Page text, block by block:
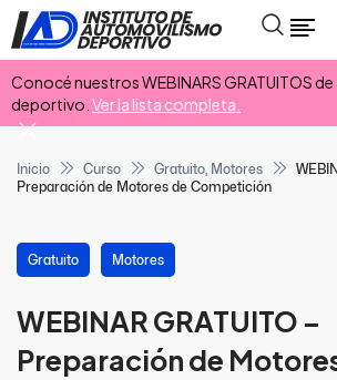
Conocé nuestros WEBINARS GRATUITOS
deportivo. Ver la lista completa.
Inicio Curso Gratuito, Motores
Preparación de Motores de Competición
Gratuito Motores
WEBINAR GRATUITO –
Preparación de